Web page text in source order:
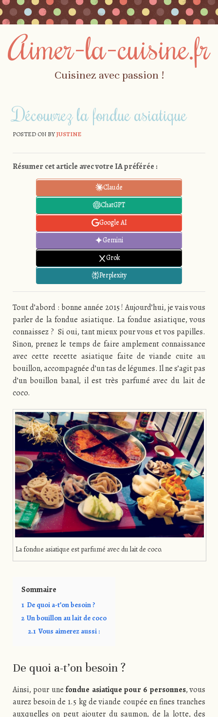
Aimer-la-cuisine.fr
Cuisinez avec passion !
Menu
Découvrez la fondue asiatique
POSTED ON BYJUSTINE
Résumer cet article avec votre IA préférée :
Claude
ChatGPT
Google AI
Gemini
Grok
Perplexity
Tout d’abord : bonne année 2015 ! Aujourd’hui, je vais vous
parler de la fondue asiatique. La fondue asiatique, vous
connaissez ? Si oui, tant mieux pour vous et vos papilles.
Sinon, prenez le temps de faire amplement connaissance
avec cette recette asiatique faite de viande cuite au
bouillon, accompagnée d’un tas de légumes. Il ne s’agit pas
d’un bouillon banal, il est très parfumé avec du lait de
coco.
La fondue asiatique est parfumé avec du lait de coco.
Sommaire
1 De quoi a-t’on besoin ?
2 Un bouillon au lait de coco
2.1 Vous aimerez aussi :
De quoi a-t’on besoin ?
Ainsi, pour unefondue asiatique pour 6 personnes, vous
aurez besoin de 1.5 kg de viande coupée en fines tranches
auxquelles on peut ajouter du saumon, de la lotte, des